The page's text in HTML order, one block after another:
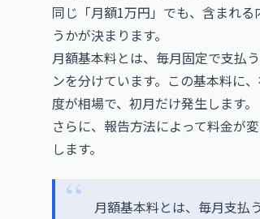
同じ「月額1万円」でも、含まれ
うかが決まります。
月額基本料とは、毎月固定で支払
ンを分けています。この基本料に
度が相場で、初月だけ発生します。
さらに、報告方法によって料金が
します。
月額基本料とは、毎月支払